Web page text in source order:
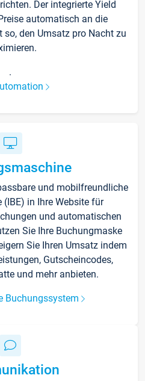
Der integrierte Yield
automatisch an die
den Umsatz pro Nacht zu
.
und mobilfreundliche
in Ihre Website für
und automatischen
Sie Ihre Buchungmaske
Sie Ihren Umsatz indem
Gutscheincodes,
und mehr anbieten.
Buchungssystem